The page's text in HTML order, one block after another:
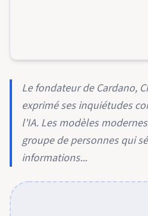
Le fondateur de Cardano,
exprimé ses inquiétudes
l'IA. Les modèles
groupe de personnes qui
informations...